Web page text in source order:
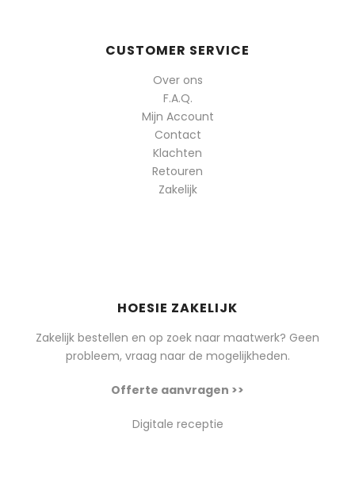
CUSTOMER SERVICE
Over ons
F.A.Q.
Mijn Account
Contact
Klachten
Retouren
Zakelijk
HOESIE ZAKELIJK
Zakelijk bestellen en op zoek naar maatwerk? Geen
probleem, vraag naar de mogelijkheden.
Offerte aanvragen >>
Digitale receptie